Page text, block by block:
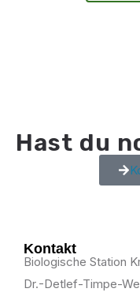
Hast du
Kontakt
Biologische Station
Dr.-Detlef-Timpe-